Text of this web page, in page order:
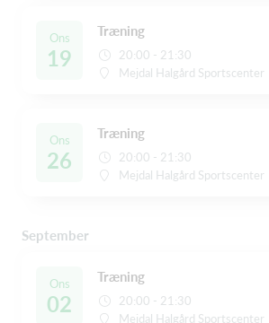
Ons
19
Træning
20:00 - 21:30
Mejdal Halgård Sportscenter
Ons
26
Træning
20:00 - 21:30
Mejdal Halgård Sportscenter
September
Ons
02
Træning
20:00 - 21:30
Mejdal Halgård Sportscenter